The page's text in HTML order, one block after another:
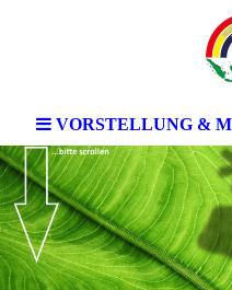
VORSTELLUNG &